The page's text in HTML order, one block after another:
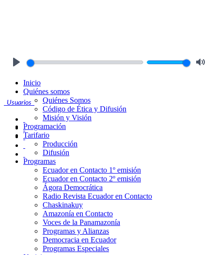
Usuarios
Inicio
Quiénes somos
Quiénes Somos
Código de Ética y Difusión
Misión y Visión
Programación
Tarifario
Producción
Difusión
Programas
Ecuador en Contacto 1º emisión
Ecuador en Contacto 2º emisión
Ágora Democrática
Radio Revista Ecuador en Contacto
Chaskinakuy
Amazonía en Contacto
Voces de la Panamazonía
Programas y Alianzas
Democracia en Ecuador
Programas Especiales